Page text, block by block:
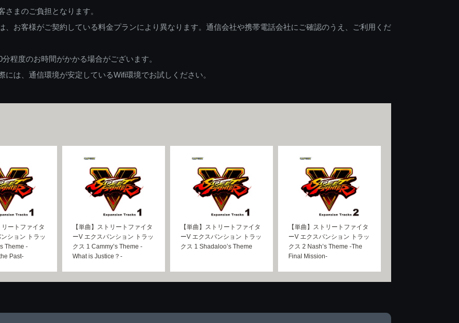
さまのご負担となります。
、お客様がご契約している料金プランにより異なります。通信会社や携帯電話会社にご確認のうえ、ご利用くだ
程度のお時間がかかる場合がございます。
は、通信環境が安定しているWifi環境でお試しください。
リートファイタ
ション トラッ
Theme -
Past-
【単曲】ストリートファイタ
ーV エクスパンション トラッ
クス 1 Cammy’s Theme -
What is Justice？-
【単曲】ストリートファイタ
ーV エクスパンション トラッ
クス 1 Shadaloo’s Theme
【単曲】ストリートファイタ
ーV エクスパンション トラッ
クス 2 Nash’s Theme -The
Final Mission-